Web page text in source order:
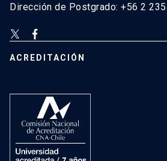
Dirección de Postgrado: +56 2
ACREDITACIÓN